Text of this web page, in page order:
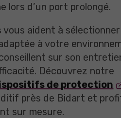
lors d’un port prolongé.
vous aident à
à votre
sur son
Découvrez notre
de protection
près de Bidart et
sur mesure.